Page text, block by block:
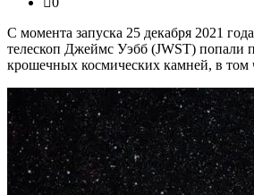
С момента запуска 25 декабря 2021
телескоп Джеймс Уэбб (JWST) попали
крошечных космических камней, в